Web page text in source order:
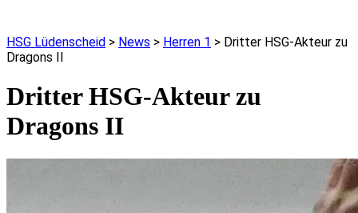
HSG Lüdenscheid > News > Herren 1 > Dritter HSG-Akteur zu
Dragons II
Dritter HSG-Akteur zu
Dragons II